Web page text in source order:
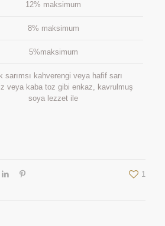
12% maksimum
8% maksimum
5%maksimum
sarımsı kahverengi veya hafif sarı
veya kaba toz gibi enkaz, kavrulmuş
soya lezzet ile
1